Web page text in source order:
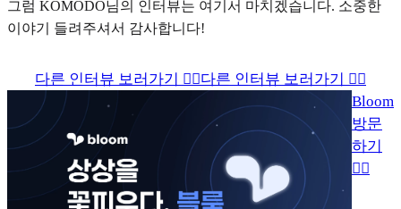
그럼 KOMODO님의 인터뷰는 여기서 마치겠습니다. 소중한
이야기 들려주셔서 감사합니다!
다른 인터뷰 보러가기 👉🏻다른 인터뷰 보러가기 👉🏻
Bloom
방문
하기
👉🏻